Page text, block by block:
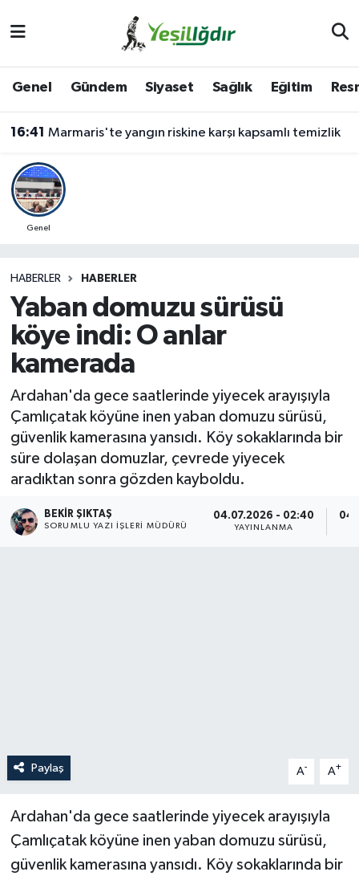
Genel Gündem Siyaset Sağlık Eğitim
16:41 Marmaris'te yangın riskine karşı kapsamlı temizlik
Genel
HABERLER HABERLER
Yaban domuzu sürüsü
köye indi: O anlar
kamerada
Ardahan'da gece saatlerinde yiyecek arayışıyla
Çamlıçatak köyüne inen yaban domuzu sürüsü,
güvenlik kamerasına yansıdı. Köy sokaklarında bir
süre dolaşan domuzlar, çevrede yiyecek
aradıktan sonra gözden kayboldu.
BEKIR ŞIKTAŞ
SORUMLU YAZI İŞLERI MÜDÜRÜ
04.07.2026 - 02:40
YAYINLANMA
Paylaş A- A+
Ardahan'da gece saatlerinde yiyecek arayışıyla
Çamlıçatak köyüne inen yaban domuzu sürüsü,
güvenlik kamerasına yansıdı. Köy sokaklarında bir
İğdir Namaz Vakitleri
Iğdır Trafik Yoğunluk Haritası
Süper Lig Puan Durumu ve Fikstür
Son Dakika Haberleri
Haber Arşivi